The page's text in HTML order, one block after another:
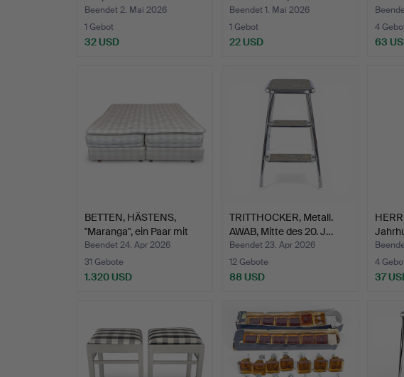
Beendet 2. Mai 2026
1 Gebot
32 USD
Beendet 1. Mai 2026
1 Gebot
22 USD
4
63
BETTEN, HÄSTENS,
"Maranga", ein Paar mit
M…
Beendet 24. Apr 2026
31 Gebote
1.320 USD
TRITTHOCKER, Metall.
AWAB, Mitte des 20. J…
Beendet 23. Apr 2026
12 Gebote
88 USD
4
37